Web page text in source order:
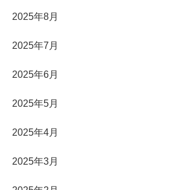
2025年8月
2025年7月
2025年6月
2025年5月
2025年4月
2025年3月